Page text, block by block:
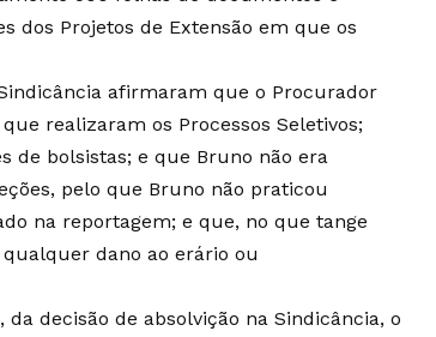
dos Projetos de Extensão em que os
afirmaram que o Procurador
realizaram os Processos Seletivos;
de bolsistas; e que Bruno não era
pelo que Bruno não praticou
na reportagem; e que, no que tange
dano ao erário ou
decisão de absolvição na Sindicância, o